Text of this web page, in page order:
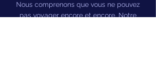
Nous comprenons que vous ne pouvez
pas voyager encore et encore. Notre